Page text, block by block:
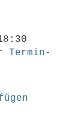
Termin-